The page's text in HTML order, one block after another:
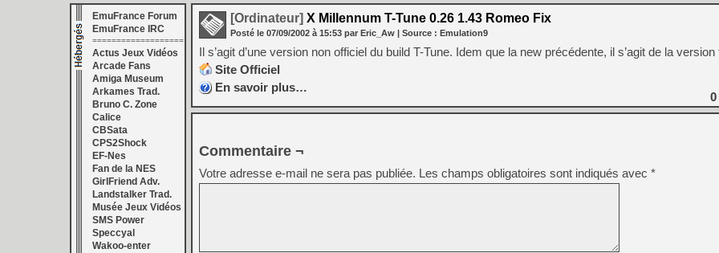
[GK] Beast of
[GK] Ubisoft : fin de partie
[GK] Mémoire cash -
[GK] Dan Houser (GTA)
[GK] Comment EA Sports
[GK] Crimson Moon : un
[GK] Isle of Reveries : le
[GK] Moonlighter 2 : The
[GK] Capcom relance
[Mo5] Deux inédits du
[GK] Le beat'em up The
[GK] Endless Legend 2 :
EmuFrance Forum
EmuFrance IRC
===================
Actus Jeux Vidéos
Arcade Fans
Amiga Museum
Arkames Trad.
Bruno C. Zone
Calice
CBSata
CPS2Shock
EF-Nes
Fan de la NES
GirlFriend Adv.
Landstalker Trad.
Musée Jeux Vidéos
SMS Power
Speccyal
Wakoo-enter
[Ordinateur] X Millennum T-Tune 0.26 1.43 Romeo Fix
Posté le 07/09/2002 à 15:53 par Eric_Aw | Source : Emulation9
Il s’agit d’une version non officiel du build T-Tune. Idem que la new précédente, il s’agit de la version
Site Officiel
En savoir plus…
0
Commentaire ¬
Votre adresse e-mail ne sera pas publiée. Les champs obligatoires sont indiqués avec *